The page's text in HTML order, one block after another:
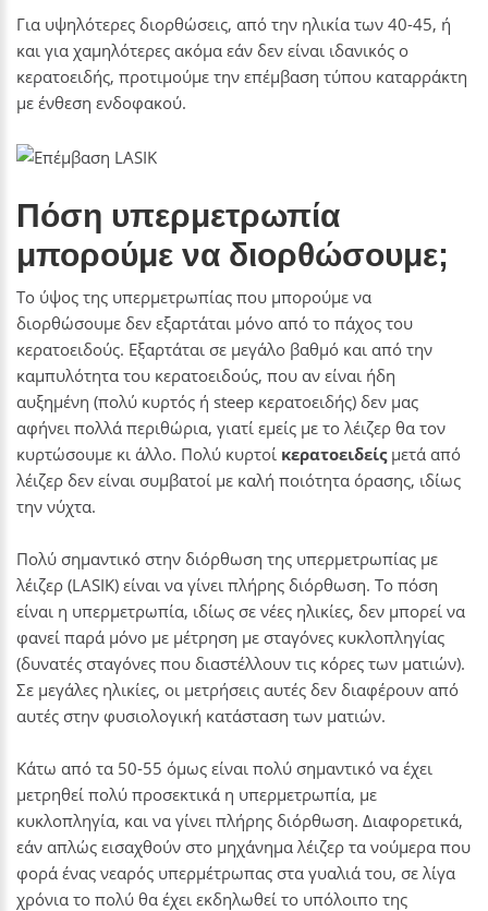
Για υψηλότερες διορθώσεις, από την ηλικία των 40-45, ή
και για χαμηλότερες ακόμα εάν δεν είναι ιδανικός ο
κερατοειδής, προτιμούμε την επέμβαση τύπου καταρράκτη
με ένθεση ενδοφακού.
Πόση υπερμετρωπία
μπορούμε να διορθώσουμε;
Το ύψος της υπερμετρωπίας που μπορούμε να
διορθώσουμε δεν εξαρτάται μόνο από το πάχος του
κερατοειδούς. Εξαρτάται σε μεγάλο βαθμό και από την
καμπυλότητα του κερατοειδούς, που αν είναι ήδη
αυξημένη (πολύ κυρτός ή steep κερατοειδής) δεν μας
αφήνει πολλά περιθώρια, γιατί εμείς με το λέιζερ θα τον
κυρτώσουμε κι άλλο. Πολύ κυρτοί κερατοειδείςμετά από
λέιζερ δεν είναι συμβατοί με καλή ποιότητα όρασης, ιδίως
την νύχτα.
Πολύ σημαντικό στην διόρθωση της υπερμετρωπίας με
λέιζερ (LASIK) είναι να γίνει πλήρης διόρθωση. Το πόση
είναι η υπερμετρωπία, ιδίως σε νέες ηλικίες, δεν μπορεί να
φανεί παρά μόνο με μέτρηση με σταγόνες κυκλοπληγίας
(δυνατές σταγόνες που διαστέλλουν τις κόρες των ματιών).
Σε μεγάλες ηλικίες, οι μετρήσεις αυτές δεν διαφέρουν από
αυτές στην φυσιολογική κατάσταση των ματιών.
Κάτω από τα 50-55 όμως είναι πολύ σημαντικό να έχει
μετρηθεί πολύ προσεκτικά η υπερμετρωπία, με
κυκλοπληγία, και να γίνει πλήρης διόρθωση. Διαφορετικά,
εάν απλώς εισαχθούν στο μηχάνημα λέιζερ τα νούμερα που
φορά ένας νεαρός υπερμέτρωπας στα γυαλιά του, σε λίγα
χρόνια το πολύ θα έχει εκδηλωθεί το υπόλοιπο της